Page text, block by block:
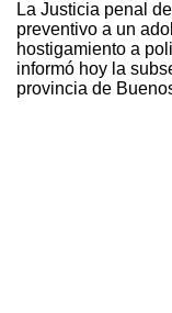
La Justicia penal
preventivo a un
hostigamiento a
informó hoy la
provincia de